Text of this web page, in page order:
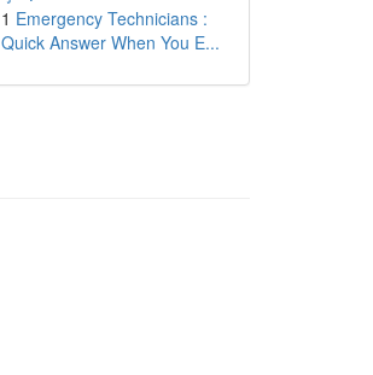
1 Emergency Technicians :
Quick Answer When You E...